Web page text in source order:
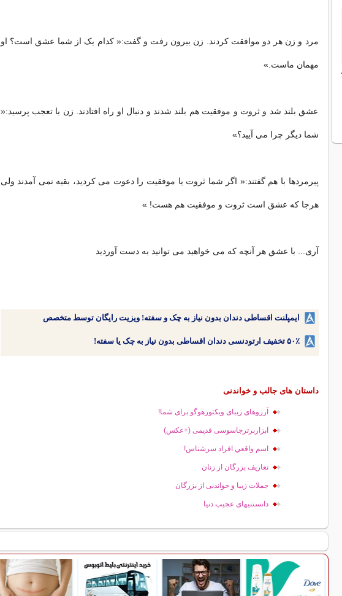
مرد و زن هر دو موافقت کردند. زن بیرون رفت و گفت:« کدام یک از شما عشق است؟ او
مهمان ماست.»
عشق بلند شد و ثروت و موفقیت هم بلند شدند و دنبال او راه افتادند. زن با تعجب پرسید:«
شما دیگر چرا می آیید؟»
پیرمردها با هم گفتند:« اگر شما ثروت یا موفقیت را دعوت می کردید، بقیه نمی آمدند ولی
هرجا که عشق است ثروت و موفقیت هم هست! »
آری... با عشق هر آنچه که می خواهید می توانید به دست آوردید
ایمپلنت اقساطی دندان بدون نیاز به چک و سفته! ویزیت رایگان توسط متخصص
۵۰٪ تخفیف ارتودنسی دندان اقساطی بدون نیاز به چک یا سفته!
داستان های جالب و خواندنی
آرزوهای زیبای ویکتورهوگو برای شما!
ابزاربرترجاسوسی قدیمی (+عکس)
اسم واقعي افراد سرشناس!
تعاریف بزرگان از زنان
جملات زیبا و خواندنی از بزرگان
دانستنیهای عجیب دنیا